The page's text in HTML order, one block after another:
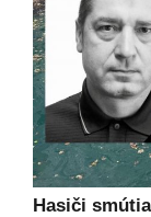
Hasiči